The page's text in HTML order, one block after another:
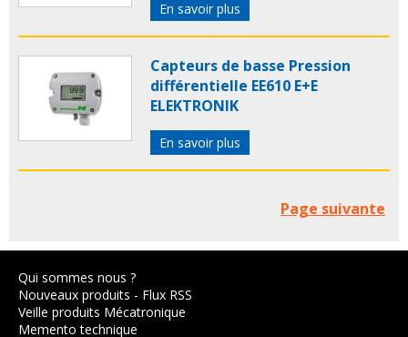
En savoir plus
Capteurs de basse Pression
différentielle EE610 E+E
ELEKTRONIK
En savoir plus
Page suivante
Qui sommes nous ?
Nouveaux produits - Flux RSS
Veille produits Mécatronique
Memento technique